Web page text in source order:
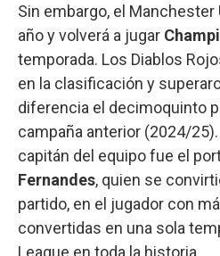
Sin embargo, el
año y volverá a jugar
temporada. Los Diablos
en la clasificación y
diferencia el decimoquinto
campaña anterior (2024/
capitán del equipo fue el
Fernandes, quien se
partido, en el jugador con
convertidas en una sola
League en toda la historia.